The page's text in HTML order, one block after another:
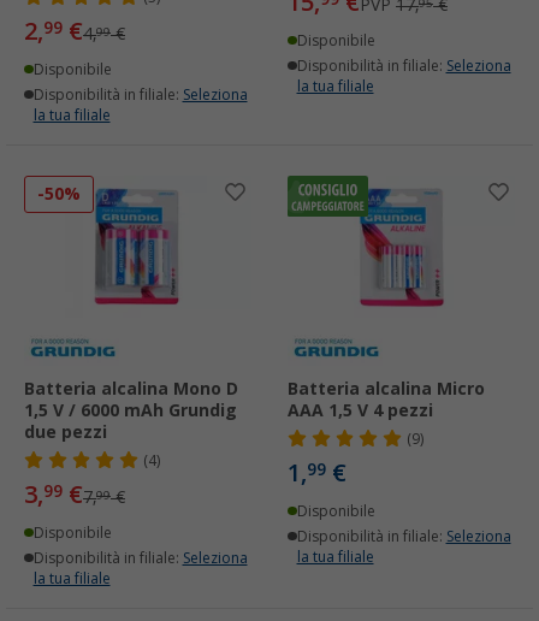
2,99 €4,99€
Disponibile
Disponibilità in filiale: Seleziona
la tua filiale
PVP 17,95€
Disponibile
Disponibilità in filiale: Seleziona
la tua filiale
-50%
Batteria alcalina Mono D
1,5 V / 6000 mAh Grundig
due pezzi
(4)
3,99 €7,99€
Disponibile
Disponibilità in filiale: Seleziona
la tua filiale
Batteria alcalina Micro
AAA 1,5 V 4 pezzi
(9)
1,99 €
Disponibile
Disponibilità in filiale: Seleziona
la tua filiale